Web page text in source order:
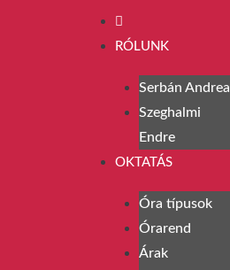
RÓLUNK
Serbán Andrea
Szeghalmi
Endre
OKTATÁS
Óra típusok
Órarend
Árak